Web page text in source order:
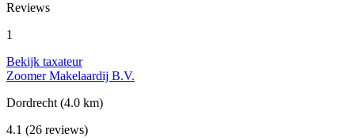
Reviews
1
Bekijk taxateur
Zoomer Makelaardij B.V.
Dordrecht (4.0 km)
4.1 (26 reviews)